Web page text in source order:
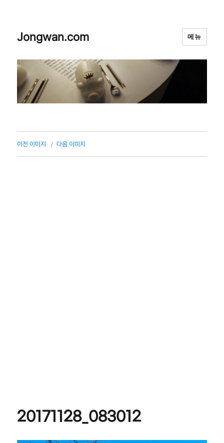
Jongwan.com 메뉴
이전 이미지 다음 이미지
20171128_083012